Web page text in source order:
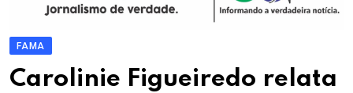
FAMA
Carolinie Figueiredo relata